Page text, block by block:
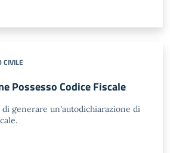
CIVILE
Possesso Codice Fiscale
generare un'autodichiarazione di